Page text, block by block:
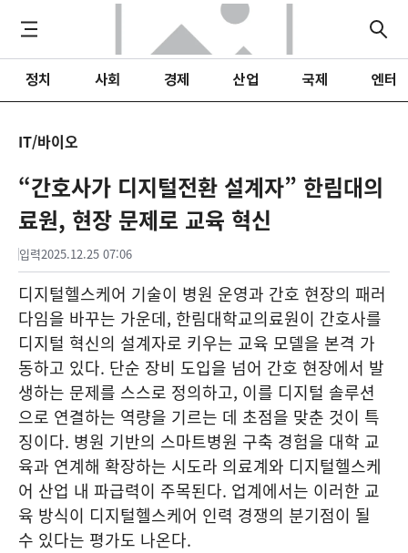
정치 사회 경제 산업 국제 엔터
IT/바이오
“간호사가 디지털전환 설계자” 한림대의
료원, 현장 문제로 교육 혁신
입력2025.12.25 07:06
디지털헬스케어 기술이 병원 운영과 간호 현장의 패러
다임을 바꾸는 가운데, 한림대학교의료원이 간호사를
디지털 혁신의 설계자로 키우는 교육 모델을 본격 가
동하고 있다. 단순 장비 도입을 넘어 간호 현장에서 발
생하는 문제를 스스로 정의하고, 이를 디지털 솔루션
으로 연결하는 역량을 기르는 데 초점을 맞춘 것이 특
징이다. 병원 기반의 스마트병원 구축 경험을 대학 교
육과 연계해 확장하는 시도라 의료계와 디지털헬스케
어 산업 내 파급력이 주목된다. 업계에서는 이러한 교
육 방식이 디지털헬스케어 인력 경쟁의 분기점이 될
수 있다는 평가도 나온다.